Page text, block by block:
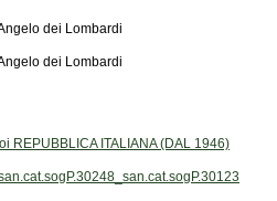
dei Lombardi
dei Lombardi
REPUBBLICA ITALIANA (DAL 1946)